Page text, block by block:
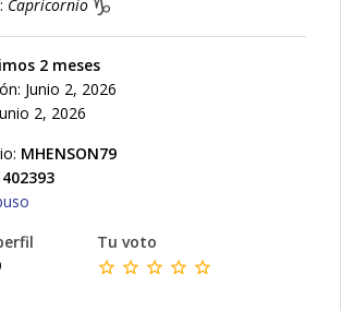
Capricornio
2 meses
Junio 2, 2026
2, 2026
MHENSON79
Tu voto